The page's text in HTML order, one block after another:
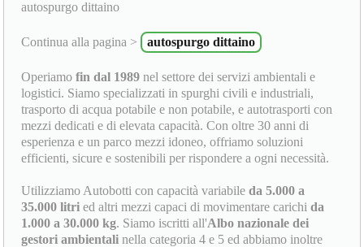
autospurgo dittaino
Continua alla pagina > autospurgo dittaino
Operiamofin dal 1989 nel settore dei servizi ambientali e
logistici. Siamo specializzati in spurghi civili e industriali,
trasporto di acqua potabile e non potabile, e autotrasporti con
mezzi dedicati e di elevata capacità. Con oltre 30 anni di
esperienza e un parco mezzi idoneo, offriamo soluzioni
efficienti, sicure e sostenibili per rispondere a ogni necessità.
Utilizziamo Autobotti con capacità variabileda 5.000 a
35.000 litri ed altri mezzi capaci di movimentare carichida
1.000 a 30.000 kg. Siamo iscritti all'Albo nazionale dei
gestori ambientali nella categoria 4 e 5 ed abbiamo inoltre